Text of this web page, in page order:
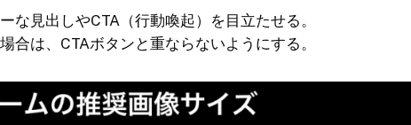
な見出しやCTA（行動喚起）を目立たせる。
合は、CTAボタンと重ならないようにする。